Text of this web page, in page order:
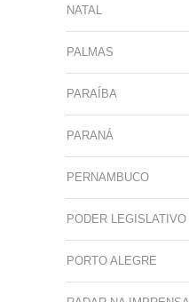
NATAL
PALMAS
PARAÍBA
PARANÁ
PERNAMBUCO
PODER LEGISLATIVO
PORTO ALEGRE